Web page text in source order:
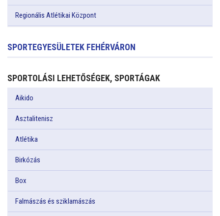
Regionális Atlétikai Központ
SPORTEGYESÜLETEK FEHÉRVÁRON
SPORTOLÁSI LEHETŐSÉGEK, SPORTÁGAK
Aikido
Asztalitenisz
Atlétika
Birkózás
Box
Falmászás és sziklamászás